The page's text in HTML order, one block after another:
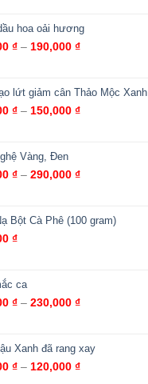
hoa oải hương
₫ – 190,000 ₫
lứt giảm cân Thảo Mộc Xanh
₫ – 150,000 ₫
Vàng, Đen
₫ – 290,000 ₫
Bột Cà Phê (100 gram)
₫
ca
₫ – 230,000 ₫
Xanh đã rang xay
₫ – 120,000 ₫